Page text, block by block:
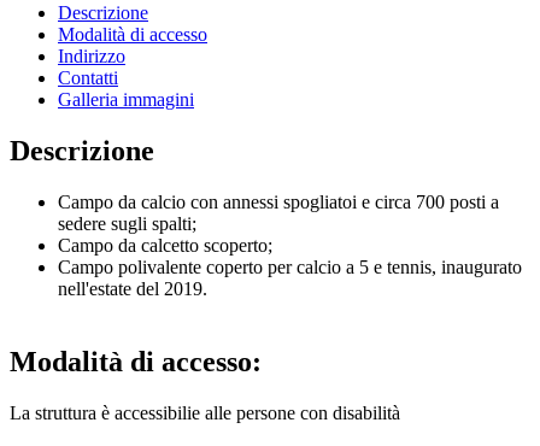
Descrizione
Modalità di accesso
Indirizzo
Contatti
Galleria immagini
Descrizione
Campo da calcio con annessi spogliatoi e circa 700 posti a
sedere sugli spalti;
Campo da calcetto scoperto;
Campo polivalente coperto per calcio a 5 e tennis, inaugurato
nell'estate del 2019.
Modalità di accesso:
La struttura è accessibilie alle persone con disabilità